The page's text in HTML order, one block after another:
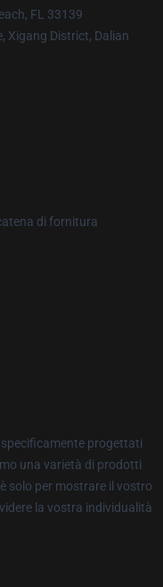
FL 33139
Xigang District, Dalian
di fornitura
progettati
una varietà di prodotti
solo per mostrare il vostro
la vostra individualità